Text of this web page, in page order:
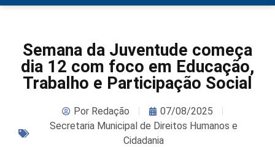
Semana da Juventude começa
dia 12 com foco em Educação,
Trabalho e Participação Social
PorRedação
07/08/2025
Secretaria Municipal de Direitos Humanos e
Cidadania